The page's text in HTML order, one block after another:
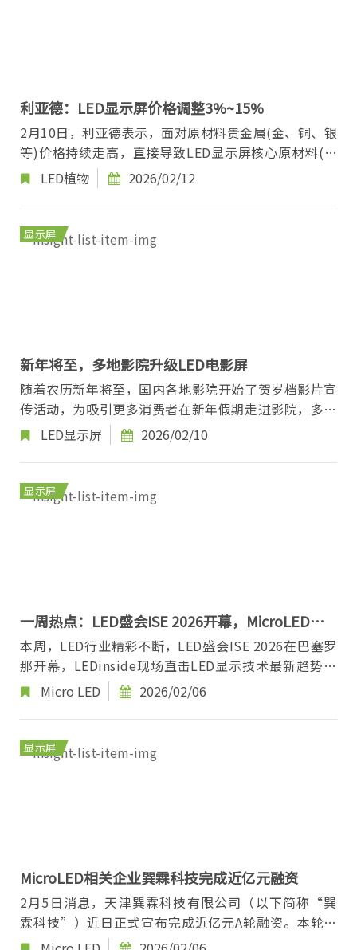
利亚德：LED显示屏价格调整3%~15%
2月10日，利亚德表示，面对原材料贵金属(金、铜、银
等)价格持续走高，直接导致LED显示屏核心原材料(灯
珠、PCB、IC等)成本大幅上升，公司前期已经最...
LED植物 2026/02/12
显示屏
新年将至，多地影院升级LED电影屏
随着农历新年将至，国内各地影院开始了贺岁档影片宣
传活动，为吸引更多消费者在新年假期走进影院，多地
影院选择设备升级，为观众带来更好的观影体验...
LED显示屏 2026/02/10
显示屏
一周热点：LED盛会ISE 2026开幕，MicroLED迎
产学研新突破
本周，LED行业精彩不断，LED盛会ISE 2026在巴塞罗
那开幕，LEDinside现场直击LED显示技术最新趋势；
Micro LED迎产学研多方位发展，眼镜、手表、商显...
Micro LED 2026/02/06
显示屏
MicroLED相关企业巽霖科技完成近亿元融资
2月5日消息，天津巽霖科技有限公司（以下简称“巽
霖科技”）近日正式宣布完成近亿元A轮融资。本轮融
资由金雨茂物领投，海通开元、滨海产业基金及老股...